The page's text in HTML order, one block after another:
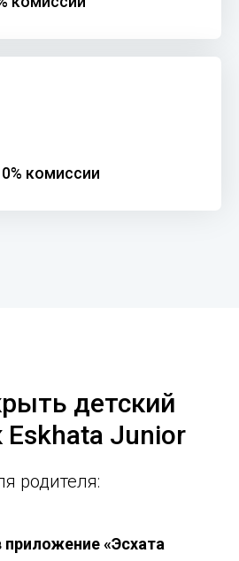
комиссии
детский
Eskhata Junior
родителя:
приложение «Эсхата